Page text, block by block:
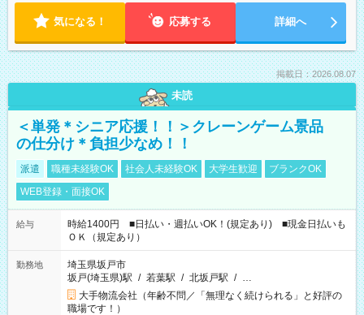
気になる！ 応募する 詳細へ
掲載日：2026.08.07
未読
＜単発＊シニア応援！！＞クレーンゲーム景品
の仕分け＊負担少なめ！！
派遣 職種未経験OK 社会人未経験OK 大学生歓迎
ブランクOK
WEB登録・面接OK
給与
時給1400円 ■日払い・週払いOK！(規定あり) ■現金日払いも
ＯＫ（規定あり）
勤務地
埼玉県坂戸市
坂戸(埼玉県)駅 / 若葉駅 / 北坂戸駅 / …
大手物流会社（年齢不問／「無理なく続けられる」と好評の
職場です！）